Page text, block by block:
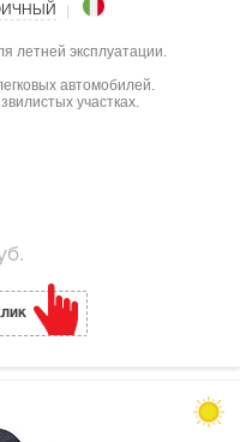
летней эксплуатации.
автомобилей.
участках.